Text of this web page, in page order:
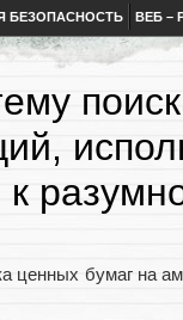
БЕЗОПАСНОСТЬ ВЕБ –
ценных бумаг на